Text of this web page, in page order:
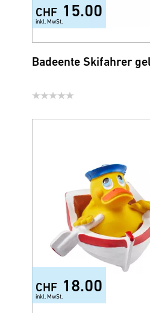
CHF 15.00
inkl. MwSt.
Badeente Skifahrer
CHF 18.00
inkl. MwSt.